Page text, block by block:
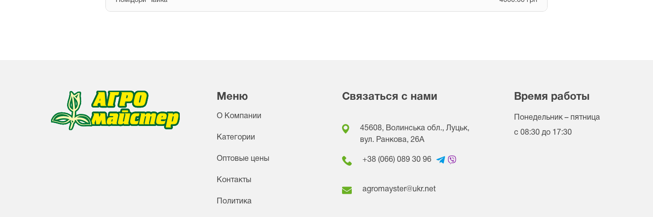
Меню
О Компании
Категории
Оптовые цены
Контакты
Политика
Связаться с нами
45608, Волинська обл., Луцьк,
вул. Ранкова, 26A
+38 (066) 089 30 96
agromayster@ukr.net
Время работы
Понедельник – пятница
с 08:30 до 17:30